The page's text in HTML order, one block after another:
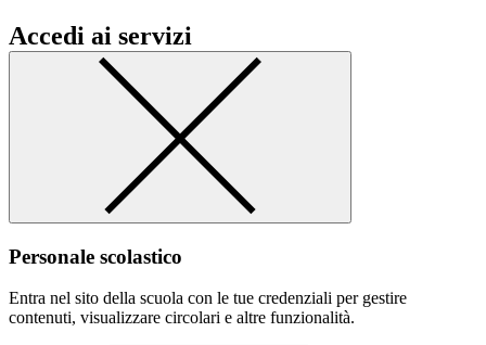
Accedi ai servizi
Personale scolastico
Entra nel sito della scuola con le tue credenziali per gestire
contenuti, visualizzare circolari e altre funzionalità.